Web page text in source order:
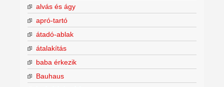
alvás és ágy
apró-tartó
átadó-ablak
átalakítás
baba érkezik
Bauhaus